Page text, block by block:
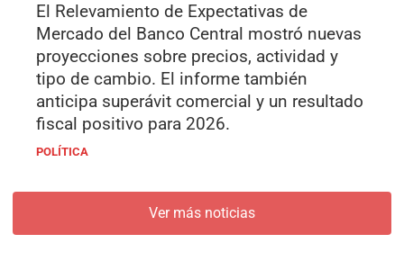
El Relevamiento de Expectativas de
Mercado del Banco Central mostró nuevas
proyecciones sobre precios, actividad y
tipo de cambio. El informe también
anticipa superávit comercial y un resultado
fiscal positivo para 2026.
POLÍTICA
Ver más noticias